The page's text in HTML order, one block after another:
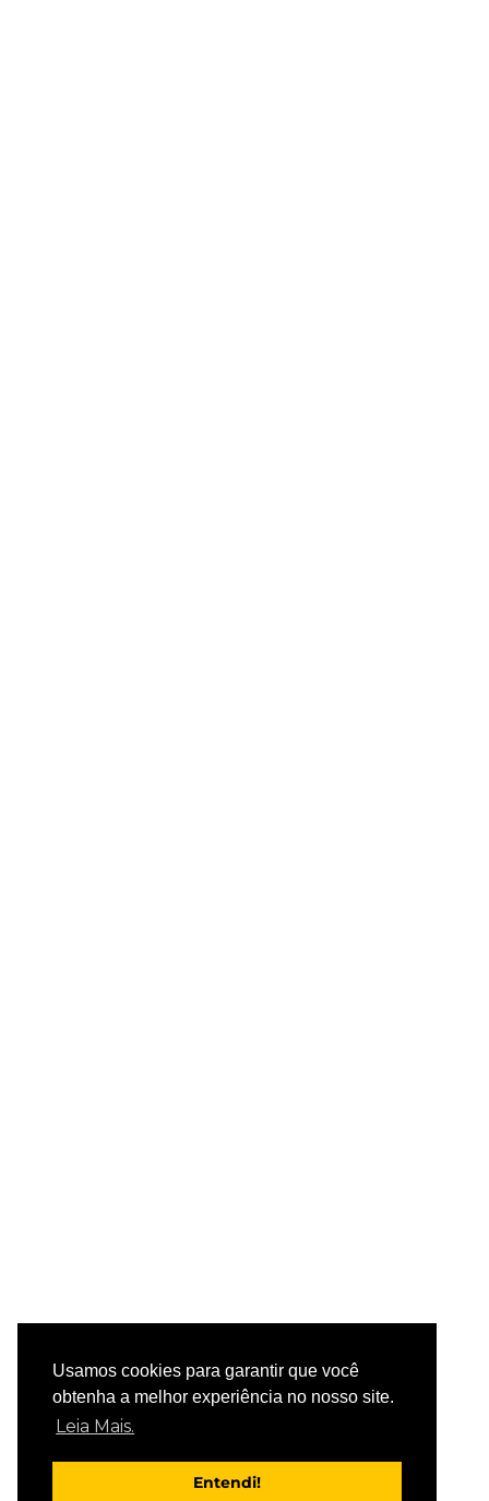
Usamos cookies para garantir que você
obtenha a melhor experiência no nosso site.
Leia Mais.
Entendi!